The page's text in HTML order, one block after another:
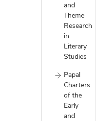
and
Theme
Research
in
Literary
Studies
Papal
Charters
of the
Early
and